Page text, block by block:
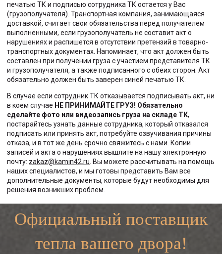
печатью ТК и подписью сотрудника ТК остается у Вас
(грузополучателя). Транспортная компания, занимающаяся
доставкой, считает свои обязательства перед получателем
выполненными, если грузополучатель не составит акт о
нарушениях и распишется в отсутствии претензий в товарно-
транспортных документах. Напоминает, что акт должен быть
составлен при получении груза с участием представителя ТК
и грузополучателя, а также подписанного с обеих сторон. Акт
обязательно должен быть заверен синей печатью ТК.
В случае если сотрудник ТК отказывается подписывать акт, ни
в коем случае НЕ ПРИНИМАЙТЕ ГРУЗ! Обязательно
сделайте фото или видеозапись груза на складе ТК,
постарайтесь узнать данные сотрудника, который отказался
подписать или принять акт, потребуйте озвучивания причины
отказа, и в тот же день срочно свяжитесь с нами. Копии
записей и акта о нарушениях вышлите на нашу электронную
почту: zakaz@kamin42.ru . Вы можете рассчитывать на помощь
наших специалистов, и мы готовы представить Вам все
дополнительные документы, которые будут необходимы для
решения возникших проблем.
Официальный поставщик
тепла вашего двора!